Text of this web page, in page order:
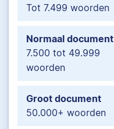
Tot 7.499 woorden
Normaal document
7.500 tot 49.999
woorden
Groot document
50.000+ woorden